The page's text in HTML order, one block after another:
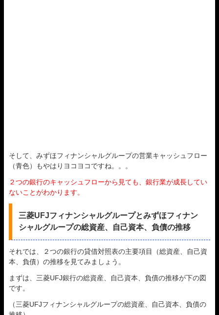
そして、みずほフィナンシャルグループの営業キャッシュフロー
（青色）もやはりヨコヨコですね。。。
２つの銀行のキャッシュフローから見ても、銀行業が成長してい
ないことがわかります。
三菱UFJフィナンシャルグループとみずほフィナン
シャルグループの総資産、自己資本、負債の推移
それでは、２つの銀行の貸借対照表の主要項目（総資産、自己資
本、負債）の推移を見てみましょう。
まずは、三菱UFJ銀行の総資産、自己資本、負債の推移が下の図
です。
（三菱UFJフィナンシャルグループの総資産、自己資本、負債の